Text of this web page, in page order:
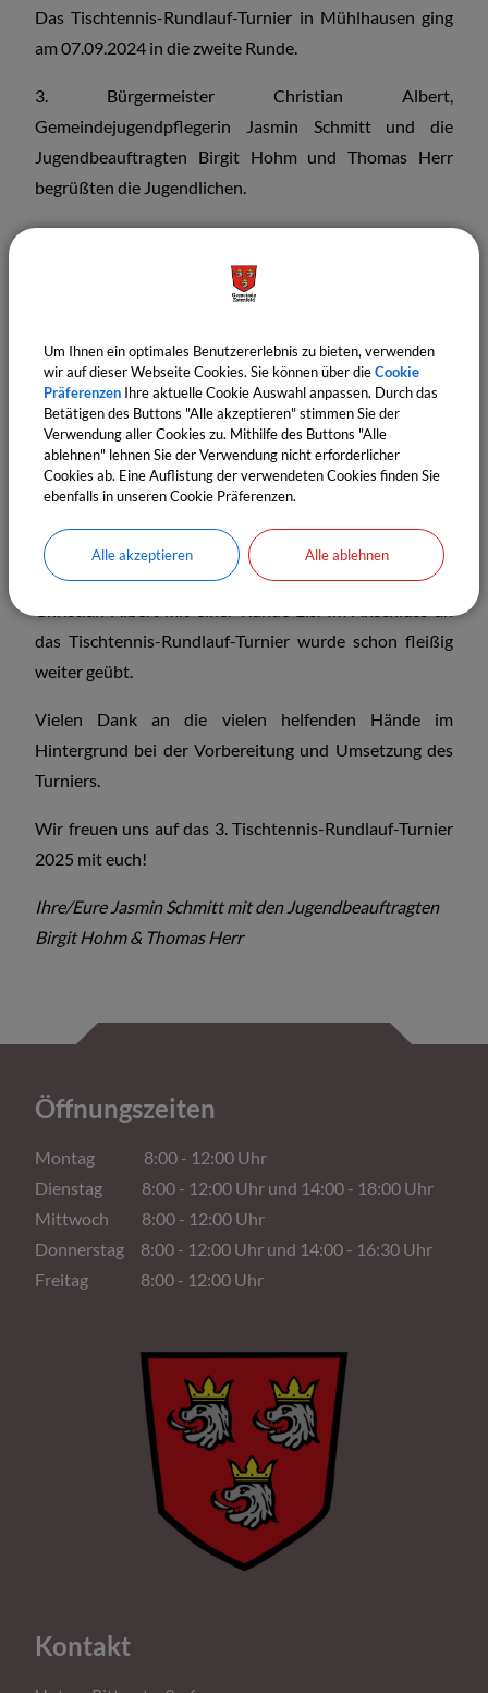
Das Tischtennis-Rundlauf-Turnier in Mühlhausen ging
am 07.09.2024 in die zweite Runde.
3. Bürgermeister Christian Albert,
Gemeindejugendpflegerin Jasmin Schmitt und die
Jugendbeauftragten Birgit Hohm und Thomas Herr
begrüßten die Jugendlichen.
Nach einer kurzen Warmspiel-Phase wurde es ernst und
das Turnier startete. Voller Ehrgeiz spielte die Jugend
aus Mühlhausen & Estenfeld um den Sieg.
Aufs Treppchen schafften es diesmal:
1. Platz: Nino März
2. Platz: Fabio März
3. Platz: Korbinian Galm
In einer kleinen Siegerehrung gab es Urkunden,
Medaillen und tolle Preise für die Gewinner.
Für eine kleine Abkühlung zwischendurch sorgte
das Tischtennis-Rundlauf-Turnier wurde schon fleißig
weiter geübt.
Vielen Dank an die vielen helfenden Hände im
Hintergrund bei der Vorbereitung und Umsetzung des
Turniers.
Wir freuen uns auf das 3. Tischtennis-Rundlauf-Turnier
2025 mit euch!
Ihre/Eure Jasmin Schmitt mit den Jugendbeauftragten
Birgit Hohm & Thomas Herr
Öffnungszeiten
Montag 8:00 - 12:00 Uhr
Dienstag 8:00 - 12:00 Uhr und 14:00 - 18:00 Uhr
Mittwoch 8:00 - 12:00 Uhr
Donnerstag 8:00 - 12:00 Uhr und 14:00 - 16:30 Uhr
Freitag 8:00 - 12:00 Uhr
Kontakt
Um Ihnen ein optimales Benutzererlebnis zu bieten, verwenden
wir auf dieser Webseite Cookies. Sie können über dieCookie
Präferenzen Ihre aktuelle Cookie Auswahl anpassen. Durch das
Betätigen des Buttons "Alle akzeptieren" stimmen Sie der
Verwendung aller Cookies zu. Mithilfe des Buttons "Alle
ablehnen" lehnen Sie der Verwendung nicht erforderlicher
Cookies ab. Eine Auflistung der verwendeten Cookies finden Sie
ebenfalls in unseren Cookie Präferenzen.
Alle akzeptieren Alle ablehnen